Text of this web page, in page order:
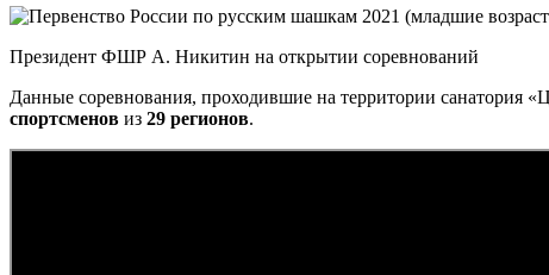
Президент ФШР А. Никитин на открытии соревнований
Данные соревнования, проходившие на территории санатория
спортсменов из 29 регионов.